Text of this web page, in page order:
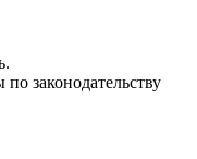
законодательству